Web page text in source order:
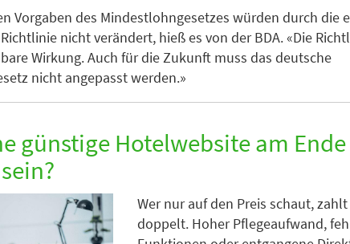
Vorgaben des Mindestlohngesetzes würden durch die
nicht verändert, hieß es von der BDA. «Die
Wirkung. Auch für die Zukunft muss das deutsche
nicht angepasst werden.»
günstige Hotelwebsite am
Wer nur auf den Preis schaut,
doppelt. Hoher Pflegeaufwand,